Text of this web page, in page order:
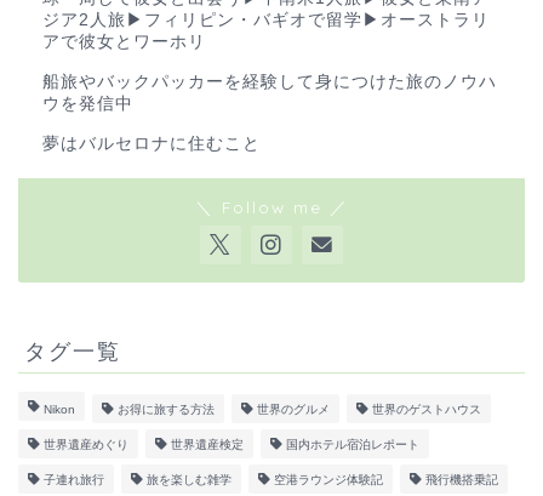
ジア2人旅▶︎フィリピン・バギオで留学▶︎オーストラリ
アで彼女とワーホリ
船旅やバックパッカーを経験して身につけた旅のノウハ
ウを発信中
夢はバルセロナに住むこと
＼ Follow me ／
タグ一覧
Nikon お得に旅する方法 世界のグルメ 世界のゲストハウス
世界遺産めぐり 世界遺産検定 国内ホテル宿泊レポート
子連れ旅行 旅を楽しむ雑学 空港ラウンジ体験記 飛行機搭乗記